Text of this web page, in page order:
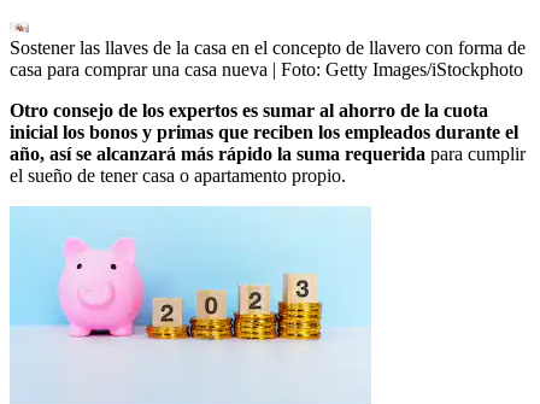
Sostener las llaves de la casa en el concepto de llavero con forma de
casa para comprar una casa nueva | Foto: Getty Images/iStockphoto
Otro consejo de los expertos es sumar al ahorro de la cuota
inicial los bonos y primas que reciben los empleados durante el
año, así se alcanzará más rápido la suma requerida para cumplir
el sueño de tener casa o apartamento propio.